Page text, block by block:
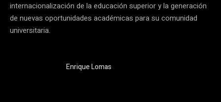
internacionalización de la educación superior y la generación
de nuevas oportunidades académicas para su comunidad
universitaria.
Enrique Lomas